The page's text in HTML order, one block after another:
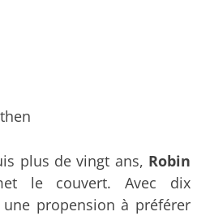
plus de vingt ans, Robin
le couvert. Avec dix
propension à préférer